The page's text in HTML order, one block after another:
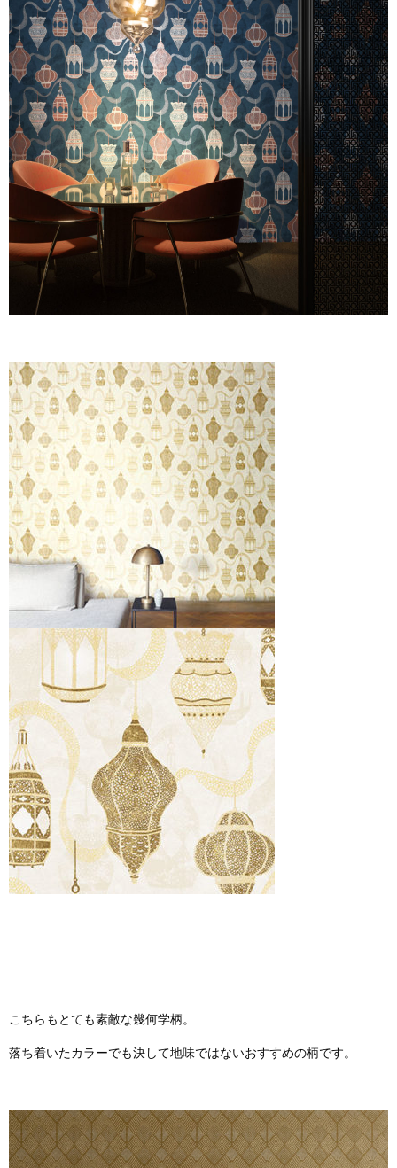
こちらもとても素敵な幾何学柄。
落ち着いたカラーでも決して地味ではないおすすめの柄です。